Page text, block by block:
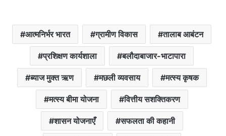
आत्मनिर्भर भारत ग्रामीण विकास तालाब आबंटन
प्रशिक्षण कार्यशाला बलौदाबाजार-भाटापारा
ब्याज मुक्त ऋण मछली व्यवसाय मत्स्य कृषक
मत्स्य बीमा योजना वित्तीय सशक्तिकरण
शासन योजनाएँ सफलता की कहानी